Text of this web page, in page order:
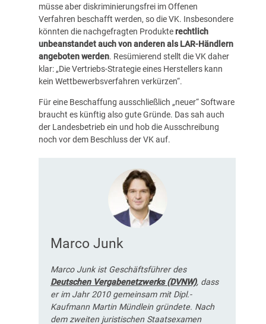
müsse aber diskriminierungsfrei im Offenen
Verfahren beschafft werden, so die VK. Insbesondere
könnten die nachgefragten Produkterechtlich
unbeanstandet auch von anderen als LAR-Händlern
angeboten werden. Resümierend stellt die VK daher
klar: „Die Vertriebs-Strategie eines Herstellers kann
kein Wettbewerbsverfahren verkürzen“.
Für eine Beschaffung ausschließlich „neuer“ Software
braucht es künftig also gute Gründe. Das sah auch
der Landesbetrieb ein und hob die Ausschreibung
noch vor dem Beschluss der VK auf.
Marco Junk
Marco Junk ist Geschäftsführer des
Deutschen Vergabenetzwerks (DVNW), dass
er im Jahr 2010 gemeinsam mit Dipl.-
Kaufmann Martin Mündlein gründete. Nach
dem zweiten juristischen Staatsexamen